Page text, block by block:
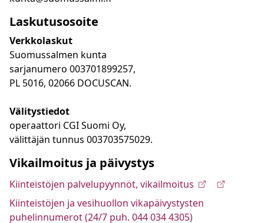
Laskutusosoite
Verkkolaskut
Suomussalmen kunta
sarjanumero 003701899257,
PL 5016, 02066 DOCUSCAN.
Välitystiedot
operaattori CGI Suomi Oy,
välittäjän tunnus 003703575029.
Vikailmoitus ja päivystys
Kiinteistöjen palvelupyynnöt, vikailmoitus
Kiinteistöjen ja vesihuollon vikapäivystysten
puhelinnumerot (24/7 puh. 044 034 4305)